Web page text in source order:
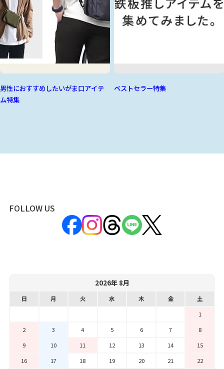
男性におすすめしたいがま口アイテ
ム特集
ベストセラー特集
FOLLOW US
2026年 8月
日 月 火 水 木 金
土
1
2
3 4 5 6 7
8
9
10 11 12 13 14
15
16
17 18 19 20 21
22